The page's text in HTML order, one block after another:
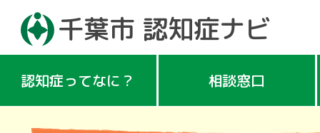
千葉市 認知症ナビ
認知症ってなに？ 相談窓口